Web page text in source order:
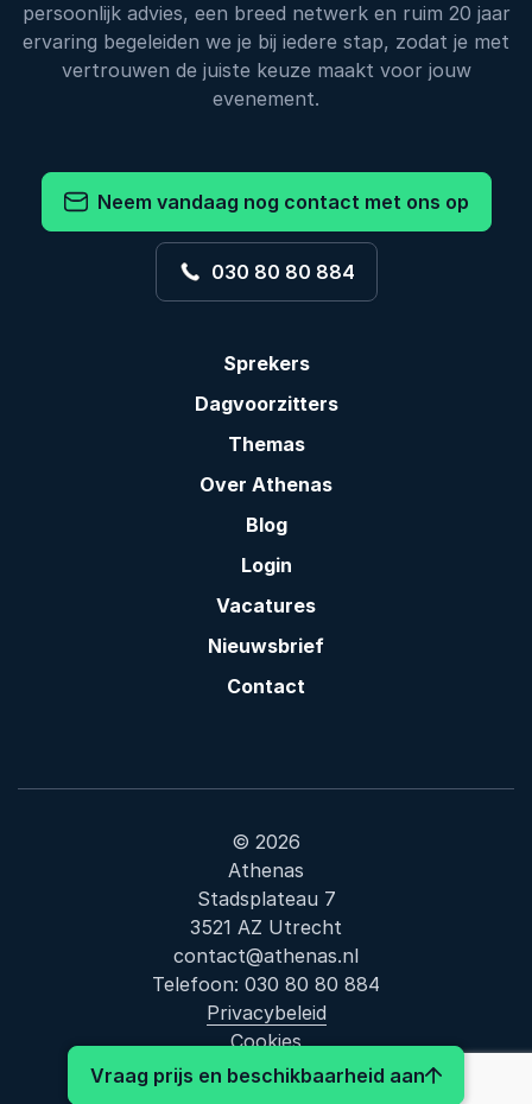
Vraag prijs en beschikbaarheid aan: Mimoun
persoonlijk advies, een breed netwerk en ruim 20 jaar
ervaring begeleiden we je bij iedere stap, zodat je met
vertrouwen de juiste keuze maakt voor jouw
evenement.
Neem vandaag nog contact met ons op
030 80 80 884
Sprekers
Dagvoorzitters
Themas
Over Athenas
Blog
Login
Vacatures
Nieuwsbrief
Contact
© 2026
Athenas
Stadsplateau 7
3521 AZ Utrecht
contact@athenas.nl
Telefoon: 030 80 80 884
Privacybeleid
Cookies
Bezoek ons op Facebook
Bezoek ons op Instagram